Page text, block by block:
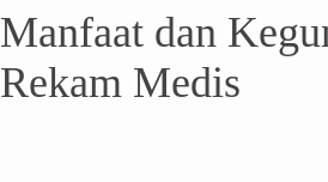
Manfaat dan
Rekam Medis